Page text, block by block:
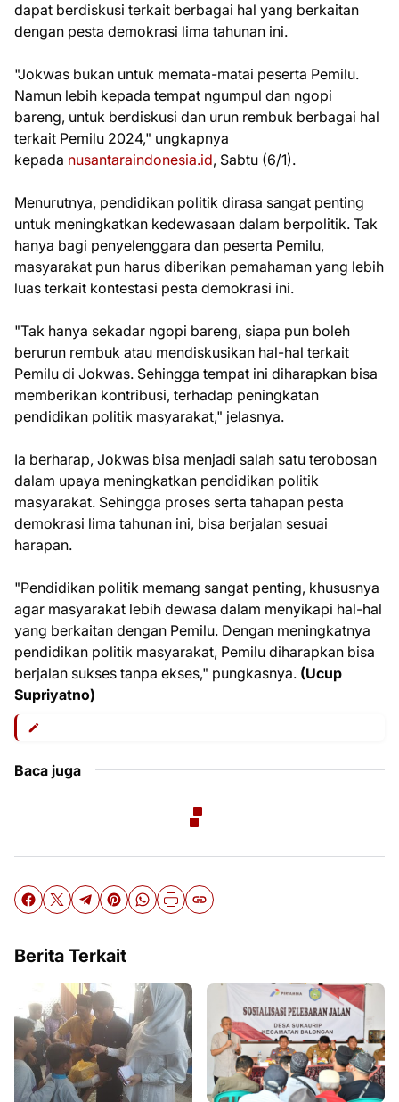
dapat berdiskusi terkait berbagai hal yang berkaitan
dengan pesta demokrasi lima tahunan ini.
"Jokwas bukan untuk memata-matai peserta Pemilu.
Namun lebih kepada tempat ngumpul dan ngopi
bareng, untuk berdiskusi dan urun rembuk berbagai hal
terkait Pemilu 2024," ungkapnya
kepada nusantaraindonesia.id, Sabtu (6/1).
Menurutnya, pendidikan politik dirasa sangat penting
untuk meningkatkan kedewasaan dalam berpolitik. Tak
hanya bagi penyelenggara dan peserta Pemilu,
masyarakat pun harus diberikan pemahaman yang lebih
luas terkait kontestasi pesta demokrasi ini.
"Tak hanya sekadar ngopi bareng, siapa pun boleh
berurun rembuk atau mendiskusikan hal-hal terkait
Pemilu di Jokwas. Sehingga tempat ini diharapkan bisa
memberikan kontribusi, terhadap peningkatan
pendidikan politik masyarakat," jelasnya.
Ia berharap, Jokwas bisa menjadi salah satu terobosan
dalam upaya meningkatkan pendidikan politik
masyarakat. Sehingga proses serta tahapan pesta
demokrasi lima tahunan ini, bisa berjalan sesuai
harapan.
"Pendidikan politik memang sangat penting, khususnya
agar masyarakat lebih dewasa dalam menyikapi hal-hal
yang berkaitan dengan Pemilu. Dengan meningkatnya
pendidikan politik masyarakat, Pemilu diharapkan bisa
berjalan sukses tanpa ekses," pungkasnya. (Ucup
Supriyatno)
Baca juga
Berita Terkait